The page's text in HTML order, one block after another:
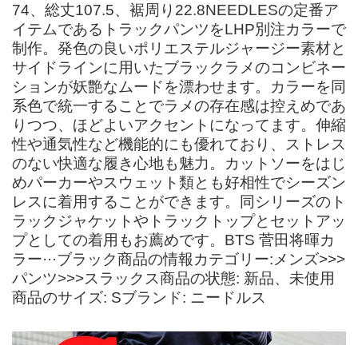
74、総丈107.5、裾周り22.8NEEDLESの定番ア
イテムであるトラックパンツをLHP別注カラーで
制作。発色の良いポリエステルジャージー素材と
サイドラインに用いたブラックラメのコンビネー
ションが妖艶なムードを漂わせます。カラーを同
系色で統一することでラメの存在感は控えめであ
りつつ、ほどよいアクセントになってます。伸縮
性や通気性など機能的にも優れており、ストレス
のない快適な履き心地も魅力。カットソーをはじ
めパーカーやスウェット類とも好相性でシーズン
レスに着用することができます。同シリーズのト
ラックジャケットやトラックトップとセットアッ
プとしての着用もお薦めです。BTS 菅田将暉カ
ラー···ブラック商品の情報カテゴリー:メンズ>>>
パンツ>>>スラックス商品の状態: 新品、未使用
商品のサイズ: Sブランド: ニードルス